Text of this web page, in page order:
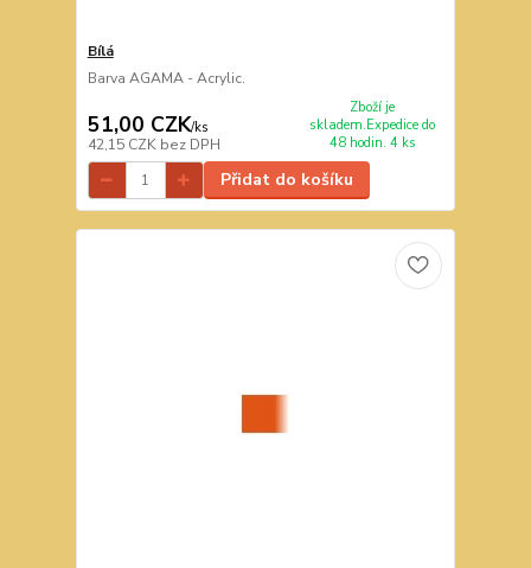
Bílá
Barva AGAMA - Acrylic.
51,00 CZK/ks
42,15 CZK bez DPH
Zboží je
skladem.Expedice do
48 hodin. 4 ks
Přidat do košíku